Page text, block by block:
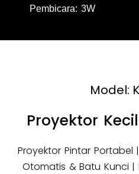
Pembicara: 3W
Model:
Proyektor
Proyektor Pintar Portabel
Otomatis & Batu Kunci |